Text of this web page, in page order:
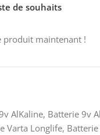
de souhaits
produit maintenant !
AlKaline, Batterie 9v
Varta Longlife,